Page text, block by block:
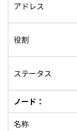
アドレス
役割
ステータス
ノード：
名称